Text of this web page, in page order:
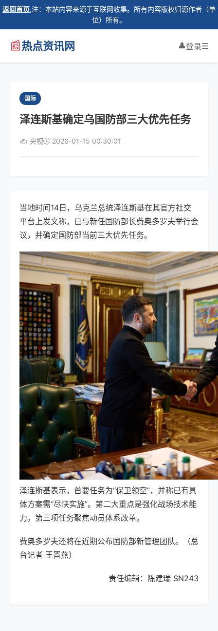
返回首页,注：本站内容来源于互联网收集。所有内容版权归源作者（单
位）所有。
📰热点资讯网 👤登录☰
国际
泽连斯基确定乌国防部三大优先任务
✍️ 央视🕒 2026-01-15 00:30:01
当地时间14日，乌克兰总统泽连斯基在其官方社交
平台上发文称，已与新任国防部长费奥多罗夫举行会
议，并确定国防部当前三大优先任务。
泽连斯基表示， 首要任务为“保卫领空”，并称已有具
体方案需“尽快实施”。 第二大重点是强化战场技术能
力。第三项任务聚焦动员体系改革。
费奥多罗夫还将在近期公布国防部新管理团队。（总
台记者 王晋燕）
责任编辑：陈建瑞 SN243